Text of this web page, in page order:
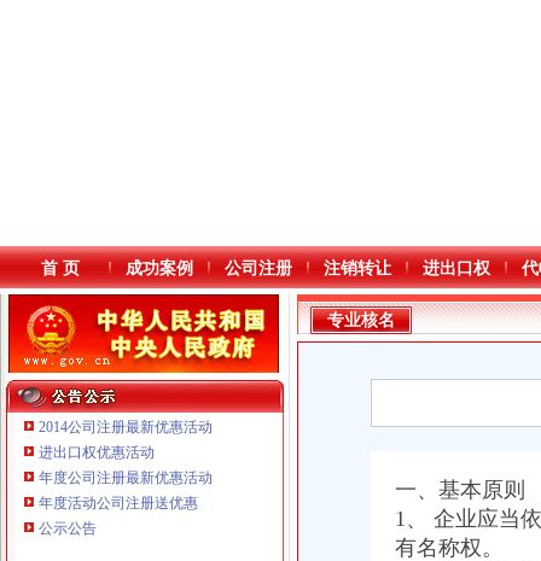
本站导航
首 页 成功案例 公司注册 注销转让 进出口权
2014公司注册最新优惠活动
进出口权优惠活动
年度公司注册最新优惠活动
年度活动公司注册送优惠
公示公告
专业核名
一、基本原则
1、 企业应当
有名称权。